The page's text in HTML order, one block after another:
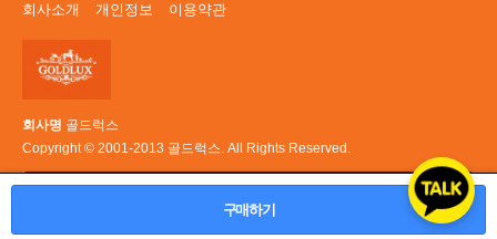
구매하기
회사소개 개인정보 이용약관
회사명 골드럭스
Copyright © 2001-2013 골드럭스. All Rights Reserved.
PC 버전